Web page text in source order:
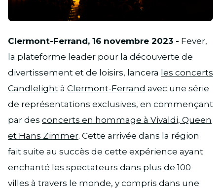
Clermont-Ferrand, 16 novembre 2023 - Fever,
la plateforme leader pour la découverte de
divertissement et de loisirs, lancera les concerts
Candlelight à Clermont-Ferrand avec une série
de représentations exclusives, en commençant
par des concerts en hommage à Vivaldi, Queen
et Hans Zimmer. Cette arrivée dans la région
fait suite au succès de cette expérience ayant
enchanté les spectateurs dans plus de 100
villes à travers le monde, y compris dans une